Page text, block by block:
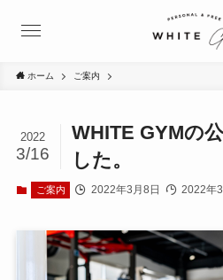
ホーム ご案内
WHITE GYMの
した。
2022
3/16
ご案内 2022年3月8日 2022年